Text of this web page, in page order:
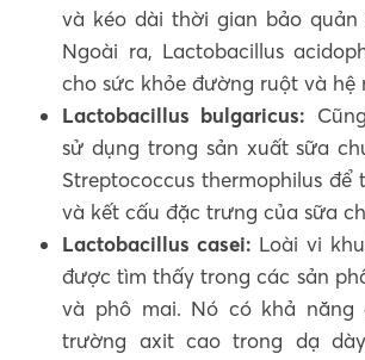
và kéo dài thời gian bảo quản
Ngoài ra, Lactobacillus
cho sức khỏe đường ruột và hệ
Lactobacillus bulgaricus:
sử dụng trong sản xuất sữa
Streptococcus thermophilus
và kết cấu đặc trưng của sữa
Lactobacillus casei: Loài vi
được tìm thấy trong các sản
và phô mai. Nó có khả năng
trường axit cao trong dạ